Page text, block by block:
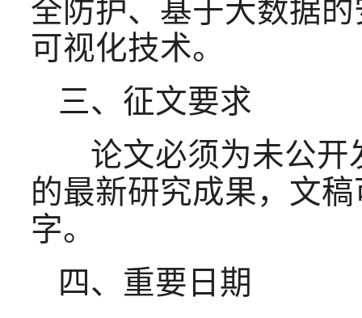
全防护、基于大数据
可视化技术。
三、征文要求
论文必须为未公开
的最新研究成果，文
字。
四、重要日期